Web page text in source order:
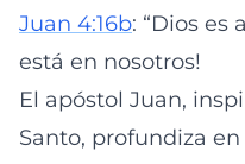
Juan 4:16b: “Dios es
está en nosotros!
El apóstol Juan,
Santo, profundiza